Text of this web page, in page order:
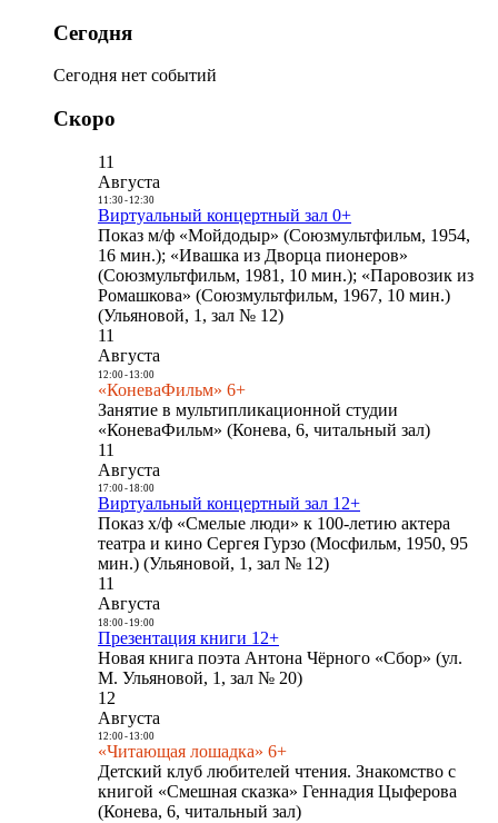
Сегодня
Сегодня нет событий
Скоро
11
Августа
11:30- 12:30
Виртуальный концертный зал 0+
Показ м/ф «Мойдодыр» (Союзмультфильм, 1954,
16 мин.); «Ивашка из Дворца пионеров»
(Союзмультфильм, 1981, 10 мин.); «Паровозик из
Ромашкова» (Союзмультфильм, 1967, 10 мин.)
(Ульяновой, 1, зал № 12)
11
Августа
12:00- 13:00
«КоневаФильм» 6+
Занятие в мультипликационной студии
«КоневаФильм» (Конева, 6, читальный зал)
11
Августа
17:00- 18:00
Виртуальный концертный зал 12+
Показ х/ф «Смелые люди» к 100-летию актера
театра и кино Сергея Гурзо (Мосфильм, 1950, 95
мин.) (Ульяновой, 1, зал № 12)
11
Августа
18:00- 19:00
Презентация книги 12+
Новая книга поэта Антона Чёрного «Сбор» (ул.
М. Ульяновой, 1, зал № 20)
12
Августа
12:00- 13:00
«Читающая лошадка» 6+
Детский клуб любителей чтения. Знакомство с
книгой «Смешная сказка» Геннадия Цыферова
(Конева, 6, читальный зал)